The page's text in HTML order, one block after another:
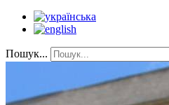
Пошук...